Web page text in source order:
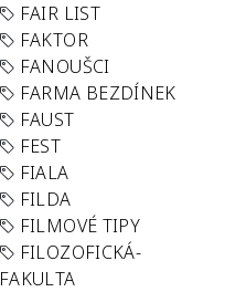
FAIR LIST
FAKTOR
FANOUŠCI
FARMA BEZDÍNEK
FAUST
FEST
FIALA
FILDA
FILMOVÉ TIPY
FILOZOFICKÁ-
FAKULTA